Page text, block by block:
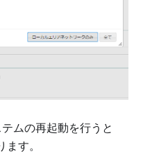
ムの再起動を行うと
す。